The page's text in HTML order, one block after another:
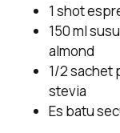
1 shot
150 ml
almond
1/2 sachet
stevia
Es batu